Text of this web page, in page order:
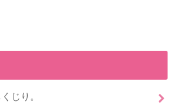
じり。